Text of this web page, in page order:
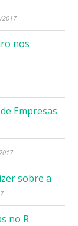
2017
nos
Empresas
sobre a
no R